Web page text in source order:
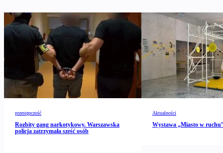
przestępczość
Rozbity gang narkotykowy. Warszawska
policja zatrzymała sześć osób
Aktualności
Wystawa „Miasto w